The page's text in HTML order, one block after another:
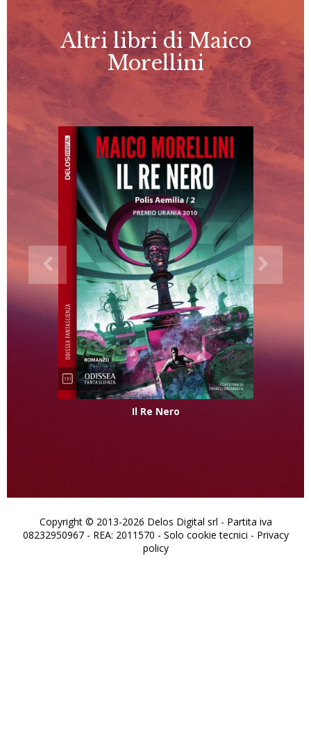
Altri libri di Maico
Morellini
Il Re Nero
Copyright © 2013-2026 Delos Digital srl - Partita iva
08232950967 - REA: 2011570 - Solo cookie tecnici - Privacy
policy